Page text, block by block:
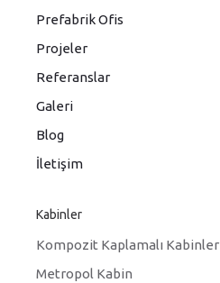
Prefabrik Ofis
Projeler
Referanslar
Galeri
Blog
İletişim
Kabinler
Kompozit Kaplamalı Kabinler
Metropol Kabin